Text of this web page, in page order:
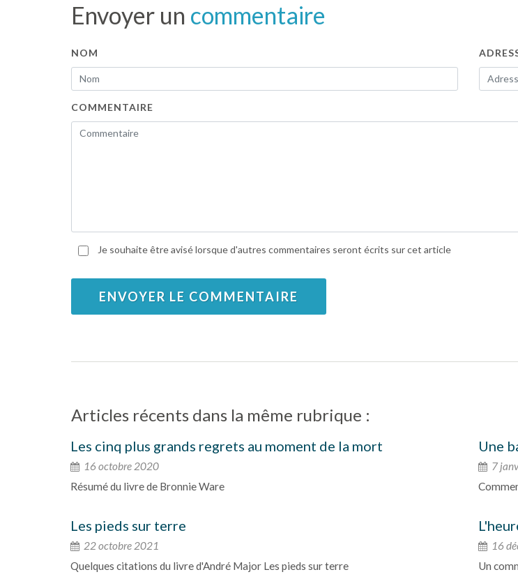
Envoyer un commentaire
NOM
COMMENTAIRE
Je souhaite être avisé lorsque d'autres commentaires seront écrits sur cet article
ENVOYER LE COMMENTAIRE
Articles récents dans la même rubrique :
Les cinq plus grands regrets au moment de la mort
16 octobre 2020
Résumé du livre de Bronnie Ware
Une
7
Les pieds sur terre
22 octobre 2021
Quelques citations du livre d'André Major Les pieds sur terre
16
Un